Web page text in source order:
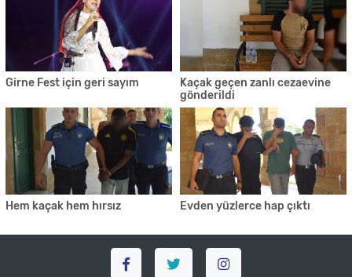
Girne Fest için geri sayım
Kaçak geçen zanlı cezaevine
gönderildi
Hem kaçak hem hırsız Evden yüzlerce hap çıktı